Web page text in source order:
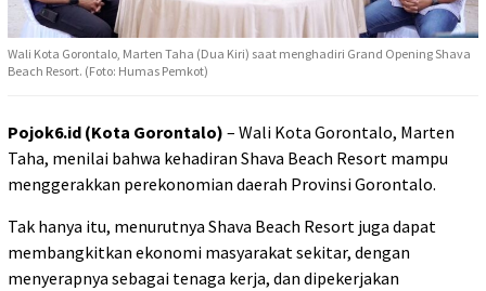
Wali Kota Gorontalo, Marten Taha (Dua Kiri) saat menghadiri Grand Opening Shava
Beach Resort. (Foto: Humas Pemkot)
Pojok6.id (Kota Gorontalo) – Wali Kota Gorontalo, Marten
Taha, menilai bahwa kehadiran Shava Beach Resort mampu
menggerakkan perekonomian daerah Provinsi Gorontalo.
Tak hanya itu, menurutnya Shava Beach Resort juga dapat
membangkitkan ekonomi masyarakat sekitar, dengan
menyerapnya sebagai tenaga kerja, dan dipekerjakan